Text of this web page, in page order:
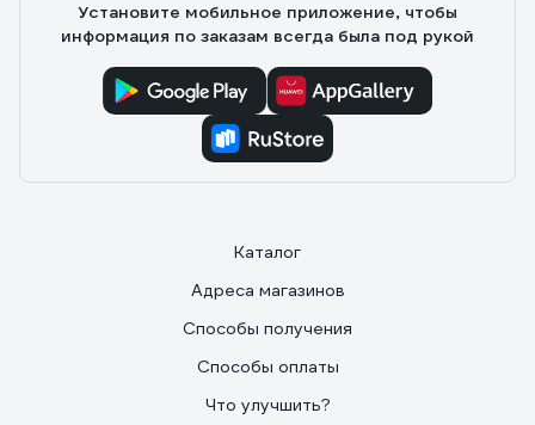
Установите мобильное приложение, чтобы
информация по заказам всегда была под рукой
Каталог
Адреса магазинов
Способы получения
Способы оплаты
Что улучшить?